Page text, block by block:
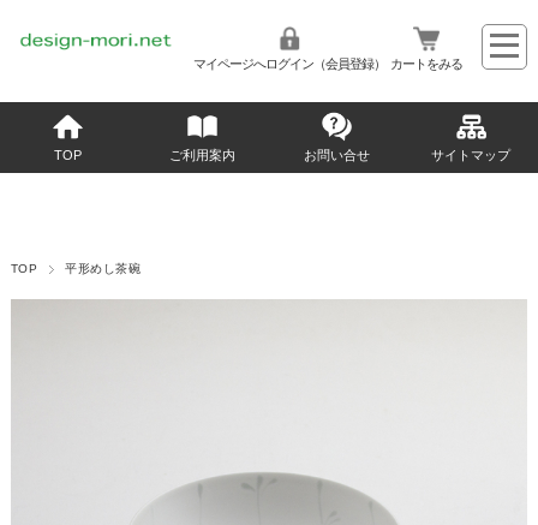
マイページへログイン（会員登録） カートをみる
TOP ご利用案内 お問い合せ サイトマップ
TOP 平形めし茶碗